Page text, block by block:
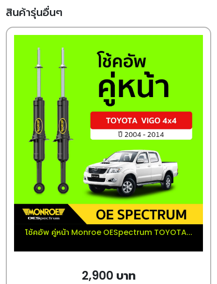
สินค้ารุ่นอื่นๆ
โช้คอัพ คู่หน้า Monroe OESpectrum TOYOTA...
2,900 บาท